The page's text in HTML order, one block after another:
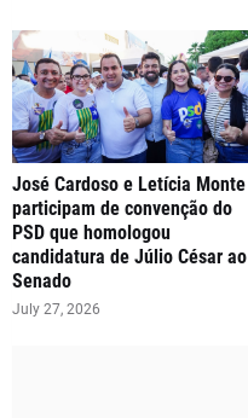
José Cardoso e Letícia Monte
participam de convenção do
PSD que homologou
candidatura de Júlio César ao
Senado
July 27, 2026